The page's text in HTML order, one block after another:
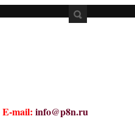
E-mail: info@p8n.ru